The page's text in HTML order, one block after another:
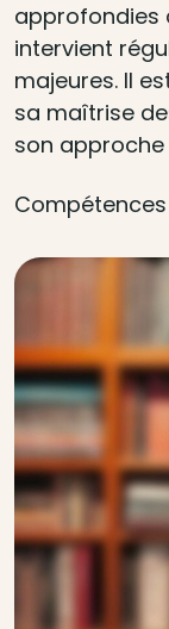
approfondies
intervient
majeures. Il
sa maîtrise
son
Compétences